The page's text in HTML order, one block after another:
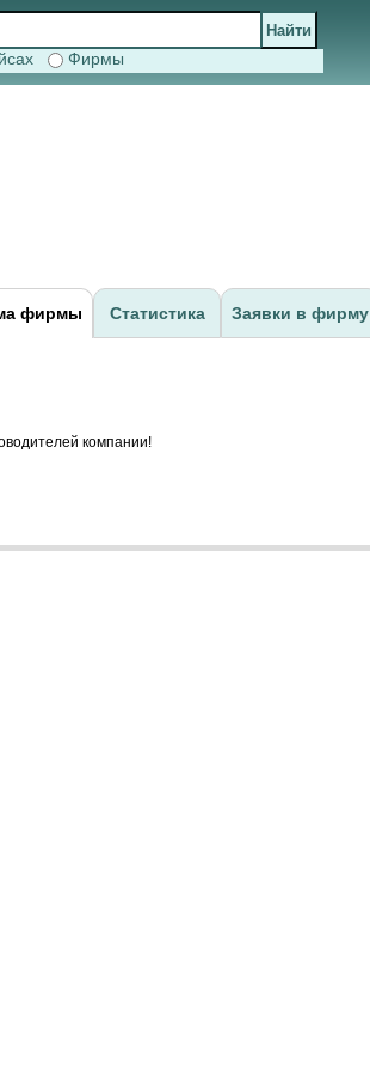
Фирмы
фирмы Статистика Заявки в фирму
компании!